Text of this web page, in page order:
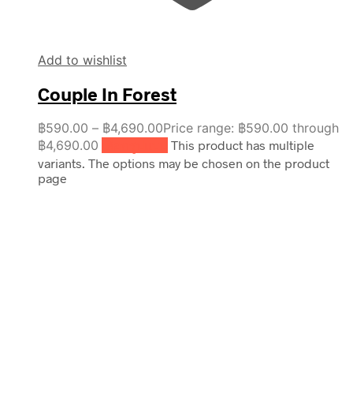
Add to wishlist
Couple In Forest
฿590.00 – ฿4,690.00Price range: ฿590.00 through
฿4,690.00
This product has multiple
variants. The options may be chosen on the product
page